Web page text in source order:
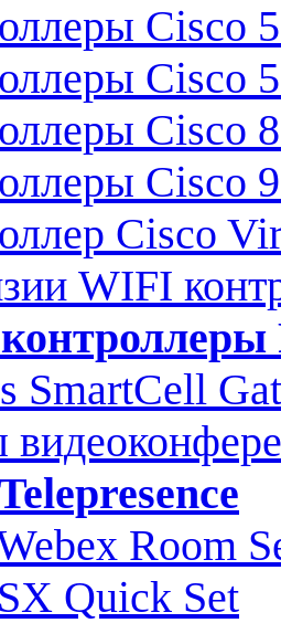
Cisco
Cisco
Cisco
Cisco
Cisco
WIFI
SmartCell
Room
Quick Set